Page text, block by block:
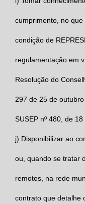
cumprimento, no
condição de
regulamentação em
Resolução do
297 de 25 de
SUSEP nº 480, de
j) Disponibilizar ao
ou, quando se tratar
remotos, na rede
contrato que detalhe